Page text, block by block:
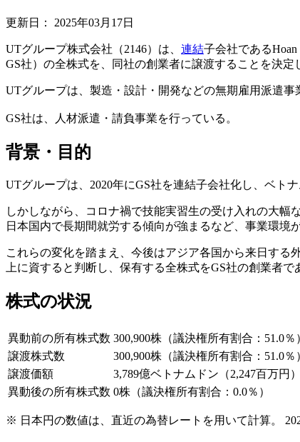
更新日： 2025年03月17日
UTグループ株式会社（2146）は、 連結子会社であるHoan
GS社）の全株式を、同社の創業者に譲渡することを決定
UTグループは、製造・設計・開発などの無期雇用派遣事
GS社は、人材派遣・請負事業を行っている。
背景・目的
UTグループは、2020年にGS社を連結子会社化し、ベト
しかしながら、コロナ禍で技能実習生の受け入れの大幅
日本国内で長期間就労する傾向が強まるなど、事業環境
これらの変化を踏まえ、今後はアジア各国から来日す
上に資すると判断し、保有する全株式をGS社の創業者で
株式の状況
異動前の所有株式数 300,900株（議決権所有割合：51.0％
譲渡株式数
300,900株（議決権所有割合：51.0％
譲渡価額
3,789億ベトナムドン（2,247百万円
異動後の所有株式数 0株（議決権所有割合：0.0％）
※ 日本円の数値は、直近の為替レートを用いて計算。